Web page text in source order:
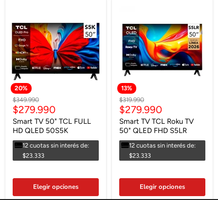
20%
Precio
original
$349.990
Precio
actual
$279.990
Smart TV 50" TCL FULL
HD QLED 50S5K
12 cuotas sin interés de:
$23.333
Elegir opciones
13%
Precio
original
$319.990
Precio
actual
$279.990
Smart TV TCL Roku TV
50" QLED FHD S5LR
12 cuotas sin interés de:
$23.333
Elegir opciones